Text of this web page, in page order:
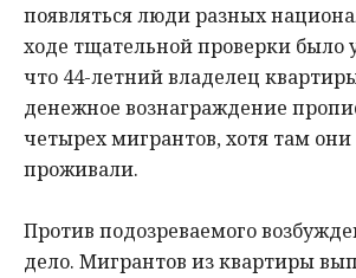
появлятьсялюдиразных
ходе тщательнойпроверки было
что 44-летнийвладелец
денежное вознаграждение
четырехмигрантов,хотя там они
проживали.
Против подозреваемого
дело. Мигрантов изквартиры